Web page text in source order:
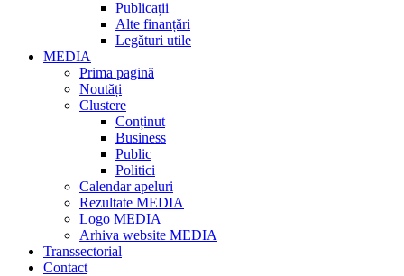
Publicații
Alte finanțări
Legături utile
MEDIA
Prima pagină
Noutăți
Clustere
Conținut
Business
Public
Politici
Calendar apeluri
Rezultate MEDIA
Logo MEDIA
Arhiva website MEDIA
Transsectorial
Contact